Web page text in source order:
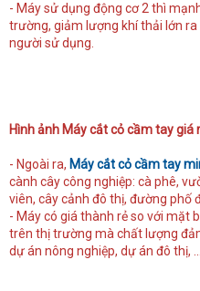
- Máy sử dụng động cơ 2 thì
trường, giảm lượng khí thải lớn
người sử dụng.
Hình ảnh Máy cắt cỏ cầm tay giá
- Ngoài ra, Máy cắt cỏ cầm tay
cành cây công nghiệp: cà phê,
viên, cây cảnh đô thị, đường phố
- Máy có giá thành rẻ so với mặt
trên thị trường mà chất lượng
dự án nông nghiệp, dự án đô thị,